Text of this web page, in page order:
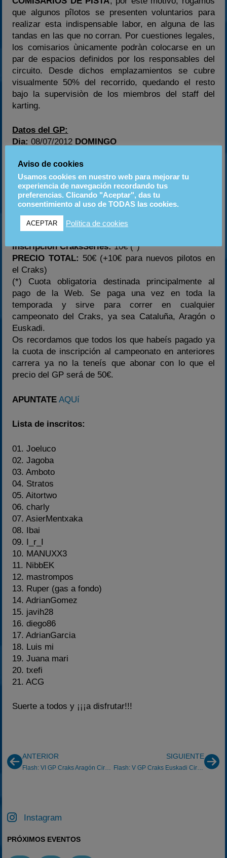
que algunos pîlotos se presenten voluntarios para
realizar esta indispensable labor, en alguna de las
tandas en las que no corran. Por cuestiones legales,
los comisarios ùnicamente podràn colocarse en un
par de espacios definidos por los responsables del
circuito. Desde dichos emplazamientos se cubre
visualmente 50% del recorrido, quedando el resto
bajo la supervisiòn de los miembros del staff del
karting.
Datos del GP:
Dia: 08/07/2012 DOMINGO
Séquillon (salida 4 de la A-65, direcciòn Pau y
Toulouse), 64240 Briscous, Pirineos Atlànticos,
Francia.
Página Circuito: http://www.kartingbriscous.com/
Precio:50€
Inscripción CraksSeries:10€ (*)
PRECIO TOTAL: 50€ (+10€ para nuevos pilotos en
el Craks)
(*) Cuota obligatoria destinada principalmente al
pago de la Web. Se paga una vez en toda la
temporada y sirve para correr en cualquier
campeonato del Craks, ya sea Cataluña, Aragón o
Euskadi.
Os recordamos que todos los que habeís pagado ya
la cuota de inscripción al campeonato en anteriores
carrera ya no la teneís que abonar con lo que el
precio del GP será de 50€.
APUNTATE AQUí
Lista de inscritos:
01. Joeluco
02. Jagoba
03. Amboto
04. Stratos
05. Aitortwo
06. charly
07. AsierMentxaka
08. Ibai
09. I_r_I
10. MANUXX3
11. NibbEK
12. mastrompos
13. Ruper (gas a fondo)
14. AdrianGomez
15. javih28
16. diego86
17. AdrianGarcia
18. Luis mi
19. Juana mari
20. txefi
21. ACG
Suerte a todos y ¡¡¡a disfrutar!!!
ANTERIOR SIGUIENTE
Flash: V GP Craks Euskadi Circuito de Briscous 08/07/2012
Instagram
PRÓXIMOS EVENTOS
Aviso de cookies
Usamos cookies en nuestro web para mejorar tu
experiencia de navegación recordando tus
preferencias. Clicando "Aceptar", das tu
consentimiento al uso de TODAS las cookies.
ACEPTAR Política de cookies